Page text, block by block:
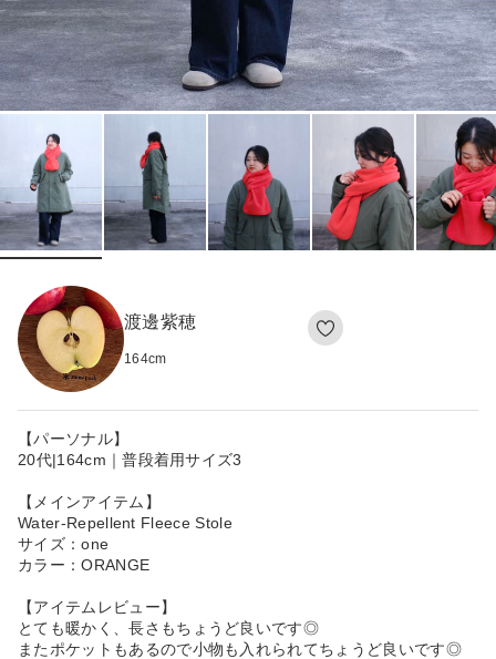
渡邊紫穂
164cm
【パーソナル】
20代|164cm｜普段着用サイズ3
【メインアイテム】
Water-Repellent Fleece Stole
サイズ：one
カラー：ORANGE
【アイテムレビュー】
とても暖かく、長さもちょうど良いです◎
またポケットもあるので小物も入れられてちょうど良いです◎